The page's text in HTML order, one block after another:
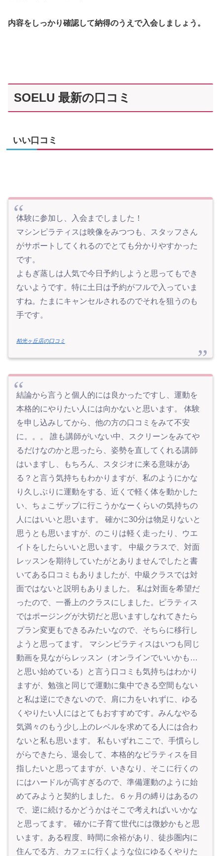
内容をしっかり確認して納得のうえで入会しましょう。
SOELU 最新の口コミ
いい口コミ
体験に参加し、入会までしました！
マシンピラティスは映像をみつつも、スタッフさん
がサポートしてくれるのでとても分かりやすかった
です。
よもぎ蒸しは人気で今日予約しようと思ってもでき
ないようです。特に土日は予約がフルで入っていま
すね。たまにキャンセルされるのでそれを狙うのも
手です。
柏光ヶ丘店の口コミ
結論から言うと個人的には良かったですし、運動を
本格的にやりたい人には向かないと思います。 体験
を申し込みしてから、他の方の口コミをみて不安
に。。。 誰も講師がいない中、スクリーンをみてや
るだけなのかと思ったら、姿勢を直してくれる講師
はいますし、もちろん、スタジオに来る意味があ
る？と言う気持ちもわかりますが、私のようにかな
り久しぶりに運動をする、近くで軽く体を動かした
い、ちょこザップに行こうかなーくらいの気持ちの
人にはいいと思います。 確かに30分は物足りないと
思うとも思いますが、のこりは軽く走ったり、ウエ
イトをしたらいいと思います。 中級クラスで、対面
レッスンを期待していたがとありませんでしたと書
いてある口コミもありましたが、中級クラスでは対
面ではないと説明もありました。 私は対面を希望だ
ったので、一番上のクラスにしました。ピラティス
ではポージングが大切だと思いますしなれてきたら
プラン変更もできるみたいなので、そちらに移行し
ようと思ってます。 マシンピラティスはいつも同じ
動画を見ながらレッスン（オンラインでいいかも…
と思い始めている）と言う口コミも気持ちはわかり
ますが、勉強と同じで運動に集中できる空間もない
と私は逆にできないので、肩に力をいれずに、ゆる
くやりたい人にはとてもおすすめです。みんなやる
気満々のもう少し上のレベルを求めてる人には合わ
ないと私も思います。 私もいずれここで、手慣らし
がらできたら、退会して、本格的なピラティスを目
指したいと思ってますが、いきなり、そこに行くの
にはハードルが高すぎるので、準備運動のように始
めてみようと契約しました。６ヶ月の縛りはあるの
で、逆に続けるかどうかはそこで考えればいいかな
と思ってます。 確かに子育て世代には微妙かもと思
います。ある程度、時間に余裕があり、徒歩圏内に
住んでる方、カフェに行くような位にゆるくやりた